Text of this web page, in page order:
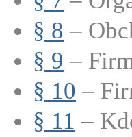
§ 8 –
§ 9 –
§ 10 –
§ 11 –